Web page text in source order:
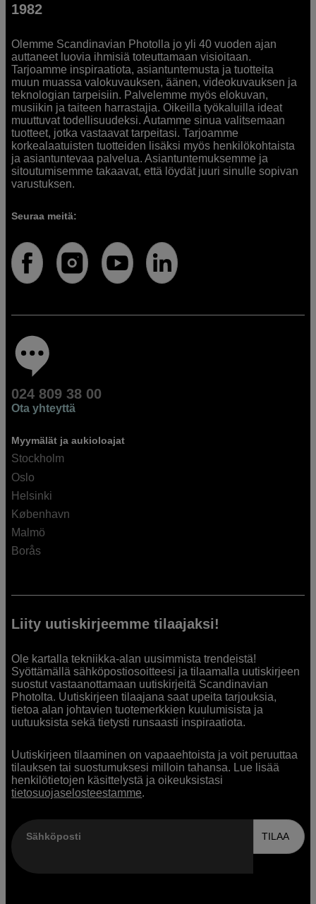
1982
Olemme Scandinavian Photolla jo yli 40 vuoden ajan
auttaneet luovia ihmisiä toteuttamaan visioitaan.
Tarjoamme inspiraatiota, asiantuntemusta ja tuotteita
muun muassa valokuvauksen, äänen, videokuvauksen ja
teknologian tarpeisiin. Palvelemme myös elokuvan,
musiikin ja taiteen harrastajia. Oikeilla työkaluilla ideat
muuttuvat todellisuudeksi. Autamme sinua valitsemaan
tuotteet, jotka vastaavat tarpeitasi. Tarjoamme
korkealaatuisten tuotteiden lisäksi myös henkilökohtaista
ja asiantuntevaa palvelua. Asiantuntemuksemme ja
sitoutumisemme takaavat, että löydät juuri sinulle sopivan
varustuksen.
Seuraa meitä:
024 809 38 00
Ota yhteyttä
Myymälät ja aukioloajat
Stockholm
Oslo
Helsinki
København
Malmö
Borås
Liity uutiskirjeemme tilaajaksi!
Ole kartalla tekniikka-alan uusimmista trendeistä!
Syöttämällä sähköpostiosoitteesi ja tilaamalla uutiskirjeen
suostut vastaanottamaan uutiskirjeitä Scandinavian
Photolta. Uutiskirjeen tilaajana saat upeita tarjouksia,
tietoa alan johtavien tuotemerkkien kuulumisista ja
uutuuksista sekä tietysti runsaasti inspiraatiota.
Uutiskirjeen tilaaminen on vapaaehtoista ja voit peruuttaa
tilauksen tai suostumuksesi milloin tahansa. Lue lisää
henkilötietojen käsittelystä ja oikeuksistasi
tietosuojaselosteestamme.
Sähköposti TILAA